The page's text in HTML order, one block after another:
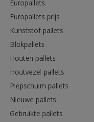
Europallets
Europallets prijs
Kunststof pallets
Blokpallets
Houten pallets
Houtvezel pallets
Piepschuim pallets
Nieuwe pallets
Gebruikte pallets